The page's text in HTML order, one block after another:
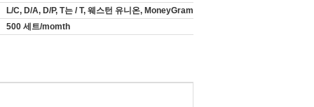
L/C, D/A, D/P, T는 / T, 웨스턴 유니온, MoneyGram
500 세트/momth